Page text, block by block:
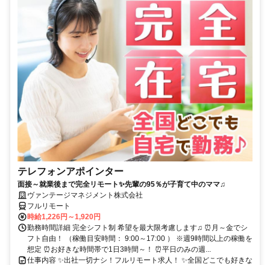
テレフォンアポインター
面接～就業後まで完全リモート✨先輩の95％が子育て中のママ♫
ヴァンテージマネジメント株式会社
フルリモート
時給1,226円～1,920円
勤務時間詳細 完全シフト制 希望を最大限考慮します♫ ⏰月～金でシ
フト自由！ （稼働目安時間： 9:00～17:00 ） ※週9時間以上の稼働を
想定 ⏰お好きな時間帯で1日3時間～！ ⏰平日のみの週...
仕事内容 ✨出社一切ナシ！フルリモート求人！ ✨全国どこでも好きな